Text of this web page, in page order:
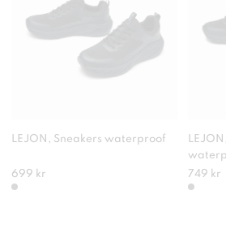
LEJON, Sneakers waterproof
699 kr
749 kr